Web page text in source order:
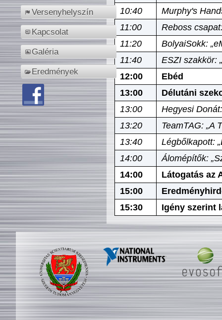
Versenyhelyszín
Kapcsolat
Galéria
Eredmények
10:40
Murphy's
11:00
Reboss
11:20
BolyaiSokk:
11:40
ESZI szakkör:
12:00
Ebéd
13:00
Délutáni
13:00
Hegyesi
13:20
TeamTAG: „A
13:40
Légbőlkapott:
14:00
Álomépítők:
14:00
Látogatás az
15:00
15:30
Igény szerint